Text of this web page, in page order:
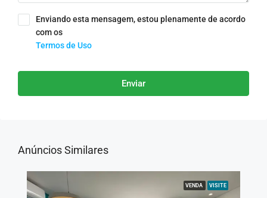
Enviando esta mensagem, estou plenamente de acordo
com os
Termos de Uso
Enviar
Anúncios Similares
VENDA VISITE